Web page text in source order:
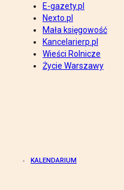
E-gazety.pl
Nexto.pl
Mała księgowość
Kancelarierp.pl
Wieści Rolnicze
Życie Warszawy
KALENDARIUM